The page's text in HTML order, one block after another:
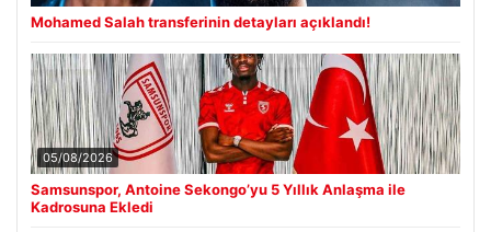
Mohamed Salah transferinin detayları açıklandı!
05/08/2026
Samsunspor, Antoine Sekongo’yu 5 Yıllık Anlaşma ile
Kadrosuna Ekledi